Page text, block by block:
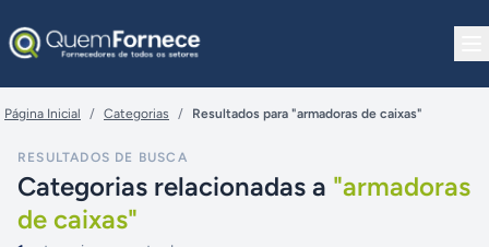
Página Inicial / Categorias / Resultados para "armadoras de caixas"
RESULTADOS DE BUSCA
Categorias relacionadas a "armadoras
de caixas"